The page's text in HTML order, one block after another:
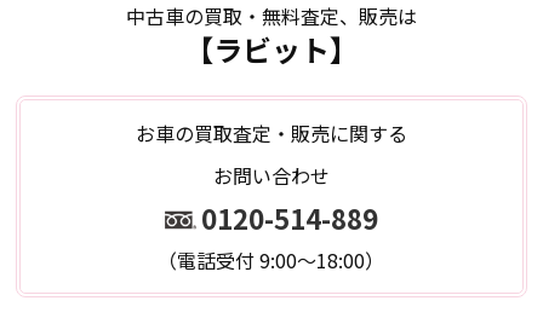
中古車の買取・無料査定、販売は
【ラビット】
お車の買取査定・販売に関する
お問い合わせ
0120-514-889
（電話受付 9:00～18:00）